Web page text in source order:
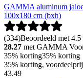
GAMMA aluminum
100x180 cm (bxh)
(334)Beoordeeld met
28.27 met GAMMA
35% korting35% korting
35% korting,
43.49